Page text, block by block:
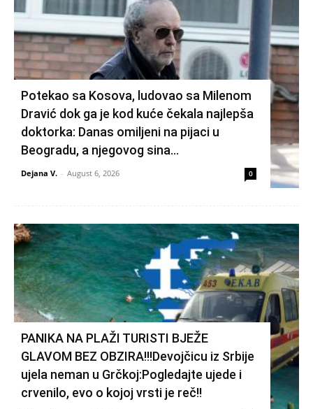
Potekao sa Kosova, ludovao sa Milenom
Dravić dok ga je kod kuće čekala najlepša
doktorka: Danas omiljeni na pijaci u
Beogradu, a njegovog sina...
Dejana V. - August 6, 2026 0
PANIKA NA PLAŽI TURISTI BJEŽE
GLAVOM BEZ OBZIRA!!!Devojčicu iz Srbije
ujela neman u Grčkoj:Pogledajte ujede i
crvenilo, evo o kojoj vrsti je reč!!